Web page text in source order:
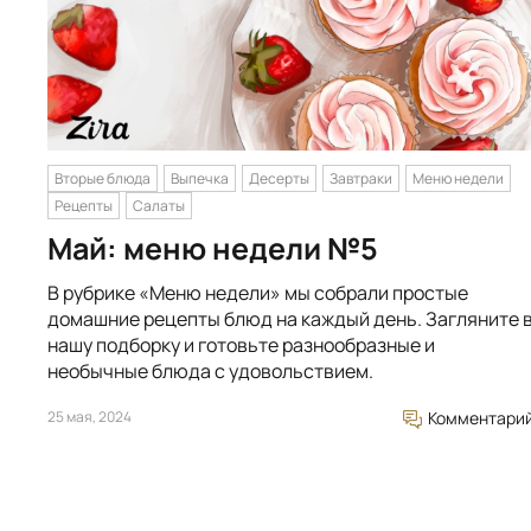
Вторые блюда Выпечка Десерты Завтраки
Меню недели
Рецепты
Салаты
Май: меню недели №5
В рубрике «Меню недели» мы собрали простые
домашние рецепты блюд на каждый день. Загляните
нашу подборку и готовьте разнообразные и
необычные блюда с удовольствием.
25 мая, 2024